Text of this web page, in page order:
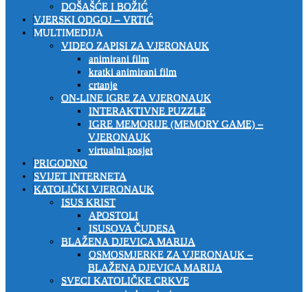
DOŠAŠĆE I BOŽIĆ
VJERSKI ODGOJ – VRTIĆ
MULTIMEDIJA
VIDEO ZAPISI ZA VJERONAUK
animirani film
kratki animirani film
crtanje
ON-LINE IGRE ZA VJERONAUK
INTERAKTIVNE PUZZLE
IGRE MEMORIJE (MEMORY GAME) –
VJERONAUK
virtualni posjet
PRIGODNO
SVIJET INTERNETA
KATOLIČKI VJERONAUK
ISUS KRIST
APOSTOLI
ISUSOVA ČUDESA
BLAŽENA DJEVICA MARIJA
OSMOSMJERKE ZA VJERONAUK –
BLAŽENA DJEVICA MARIJA
SVECI KATOLIČKE CRKVE